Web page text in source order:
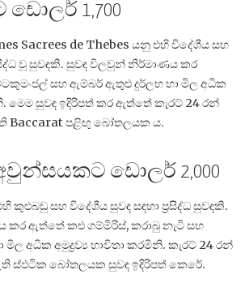
1,700
Sacrees de Thebes යනු එහි විදේශීය සහ
වූ සුවඳකි. සුවඳ විලවුන් නිර්මාණය කර
සහ ඇම්බර් ඇතුළු දුර්ලභ හා මිල අධික
මෙම සුවඳ ඉදිරිපත් කර ඇත්තේ කැරට් 24 රන්
Baccarat පළිඟු බෝතලයක ය.
– අවුන්සයකට ඩොලර් 2,000
කුළුබඩු සහ විදේශීය සුවඳ සඳහා ප්‍රසිද්ධ සුවඳකි.
කර ඇත්තේ කළු ගම්මිරිස්, කරාබු නැටි සහ
අධික අමුද්‍රව්‍ය භාවිතා කරමිනි. කැරට් 24 රන්
ස්ඵටික බෝතලයක සුවඳ ඉදිරිපත් කෙරේ.